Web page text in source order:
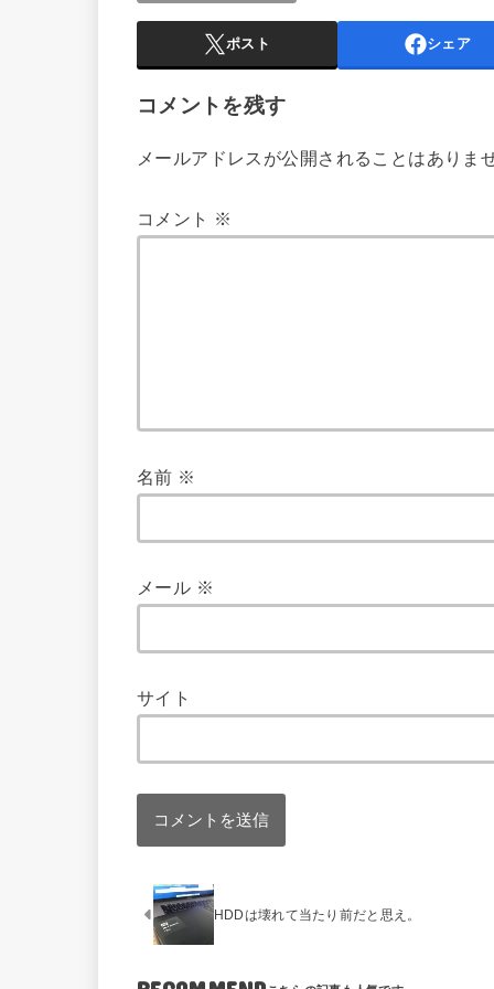
ポスト シェア
コメントを残す
メールアドレスが公開されることはありませ
コメント ※
名前 ※
メール ※
サイト
HDDは壊れて当たり前だと思え。